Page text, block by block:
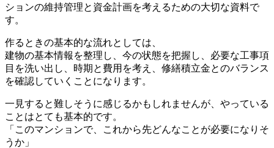
ションの維持管理と資金計画を考えるための大切な資料で
す。
作るときの基本的な流れとしては、
建物の基本情報を整理し、今の状態を把握し、必要な工事項
目を洗い出し、時期と費用を考え、修繕積立金とのバランス
を確認していくことになります。
一見すると難しそうに感じるかもしれませんが、やっている
ことはとても基本的です。
「このマンションで、これから先どんなことが必要になりそ
うか」